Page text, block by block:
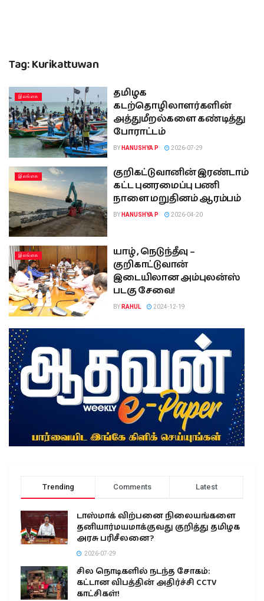
Tag:Kurikattuwan
இலங்கை
தமிழக
கடற்தொழிலாளர்களின்
அத்துமீறல்களை கண்டித்து
போராட்டம்
BY HANUSHYA P 2026-07-29
இலங்கை
குறிகட்டுவானின் இரண்டாம்
கட்ட புனரமைப்பு பணி
நாளை மறுதினம் ஆரம்பம்
BY HANUSHYA P 2026-04-20
இலங்கை
யாழ் , நெடுந்தீவு –
குறிகாட்டுவான்
இடையிலான அம்புலன்ஸ்
படகு சேவை!
BY RAHUL 2024-12-19
Trending Comments Latest
டாஸ்மாக் விற்பனை நிலையங்களை
தனியார்மயமாக்குவது குறித்து தமிழக
அரசு பரிசீலனை?
2026-07-29
சில நொடிகளில் நடந்த சோகம்:
கட்டான விபத்தின் அதிர்ச்சி CCTV
காட்சிகள்!